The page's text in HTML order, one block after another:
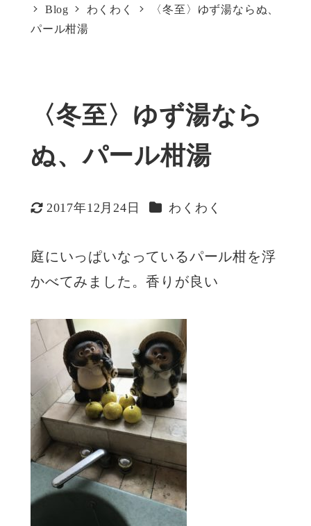
Blog わくわく
〈冬至〉ゆず湯ならぬ、
パール柑湯
〈冬至〉ゆず湯なら
ぬ、パール柑湯
更新日
2017年12月24日 カテゴリー
わくわく
庭にいっぱいなっているパール柑を浮
かべてみました。香りが良い